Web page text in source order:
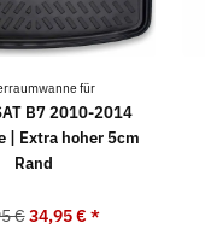
für
B7 2010-2014
| Extra hoher 5cm
Rand
€ 34,95 €*